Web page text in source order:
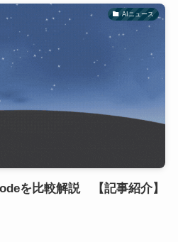
AIニュース
を比較解説 【記事紹介】